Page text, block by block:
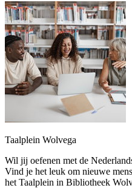
Taalplein Wolvega
Wil jij oefenen met de
Vind je het leuk om nieuwe
het Taalplein in Bibliotheek